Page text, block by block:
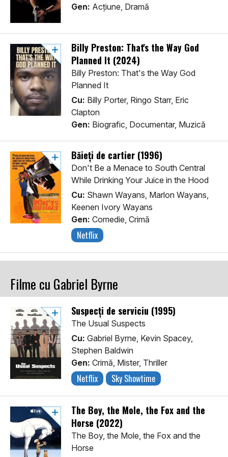
Gen: Acţiune, Dramă
Billy Preston: That's the Way God
Planned It (2024)
Billy Preston: That's the Way God
Planned It
Cu: Billy Porter, Ringo Starr, Eric
Clapton
Gen: Biografic, Documentar, Muzică
Băieți de cartier (1996)
Don't Be a Menace to South Central
While Drinking Your Juice in the Hood
Cu: Shawn Wayans, Marlon Wayans,
Keenen Ivory Wayans
Gen: Comedie, Crimă
Netflix
Filme cu Gabriel Byrne
Suspecți de serviciu (1995)
The Usual Suspects
Cu: Gabriel Byrne, Kevin Spacey,
Stephen Baldwin
Gen: Crimă, Mister, Thriller
Netflix Sky Showtime
The Boy, the Mole, the Fox and the
Horse (2022)
The Boy, the Mole, the Fox and the
Horse